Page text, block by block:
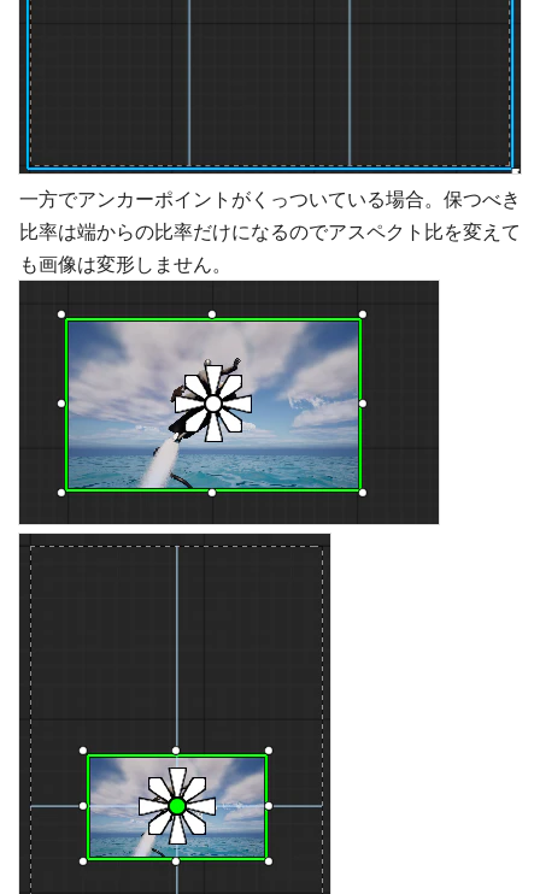
一方でアンカーポイントがくっついている場合。保つべき
比率は端からの比率だけになるのでアスペクト比を変えて
も画像は変形しません。